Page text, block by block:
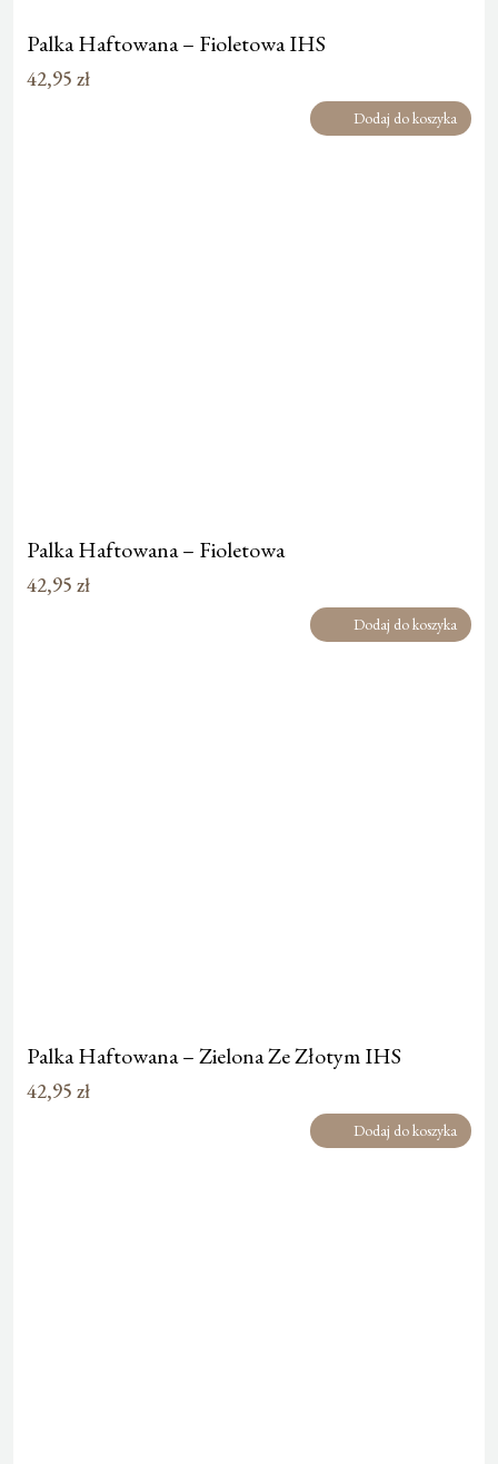
Palka Haftowana – Fioletowa IHS
42,95 zł
Dodaj do koszyka
Palka Haftowana – Fioletowa
42,95 zł
Dodaj do koszyka
Palka Haftowana – Zielona Ze Złotym IHS
42,95 zł
Dodaj do koszyka